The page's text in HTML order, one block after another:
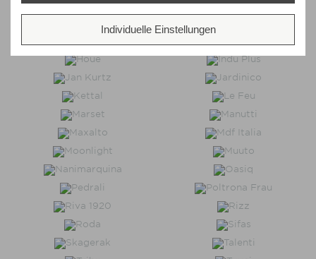
Individuelle Einstellungen